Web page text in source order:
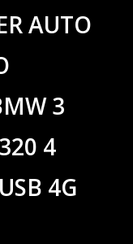
AUTO
3
4
4G